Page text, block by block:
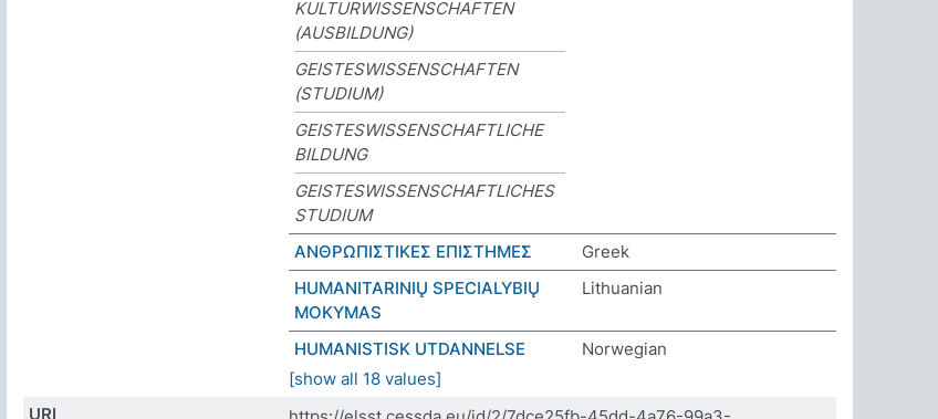
KULTURWISSENSCHAFTEN
(AUSBILDUNG)
GEISTESWISSENSCHAFTEN
(STUDIUM)
GEISTESWISSENSCHAFTLICHE
BILDUNG
GEISTESWISSENSCHAFTLICHES
STUDIUM
ΑΝΘΡΩΠΙΣΤΙΚΕΣ ΕΠΙΣΤΗΜΕΣ
Greek
HUMANITARINIŲ SPECIALYBIŲ
MOKYMAS
Lithuanian
HUMANISTISK UTDANNELSE
Norwegian
[show all 18 values]
URI